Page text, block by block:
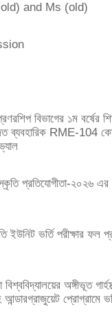
and Ms (old)
বিভাগের ১ম বর্ষের
RME-104
প্রতিযোগীতা-২০২৬
ইউনিট ভর্তি পরীক্ষার ফল
অঙ্গীভূত
প্রোগ্রামে